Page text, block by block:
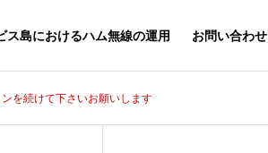
ス島におけるハム無線の運用 お問い合わせ
を続けて下さいお願いします